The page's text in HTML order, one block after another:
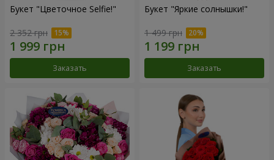
Букет "Цветочное Selfie!"
2 352 грн
Заказать
Букет "Яркие солнышки!"
1 499 грн
Заказать